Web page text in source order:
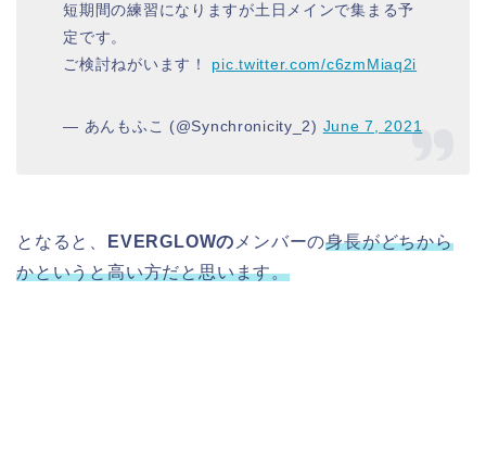
短期間の練習になりますが土日メインで集まる予
定です。
ご検討ねがいます！ pic.twitter.com/c6zmMiaq2i
— あんもふこ (@Synchronicity_2) June 7, 2021
となると、 EVERGLOWのメンバーの身長がどちから
かというと高い方だと思います。